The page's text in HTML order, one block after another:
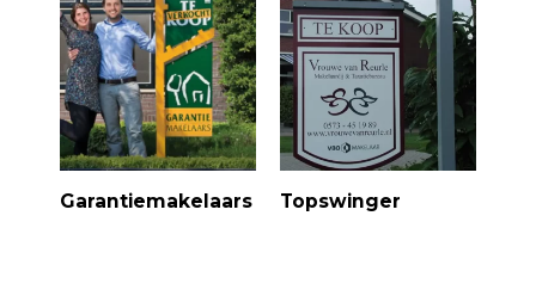
Garantiemakelaars Topswinger